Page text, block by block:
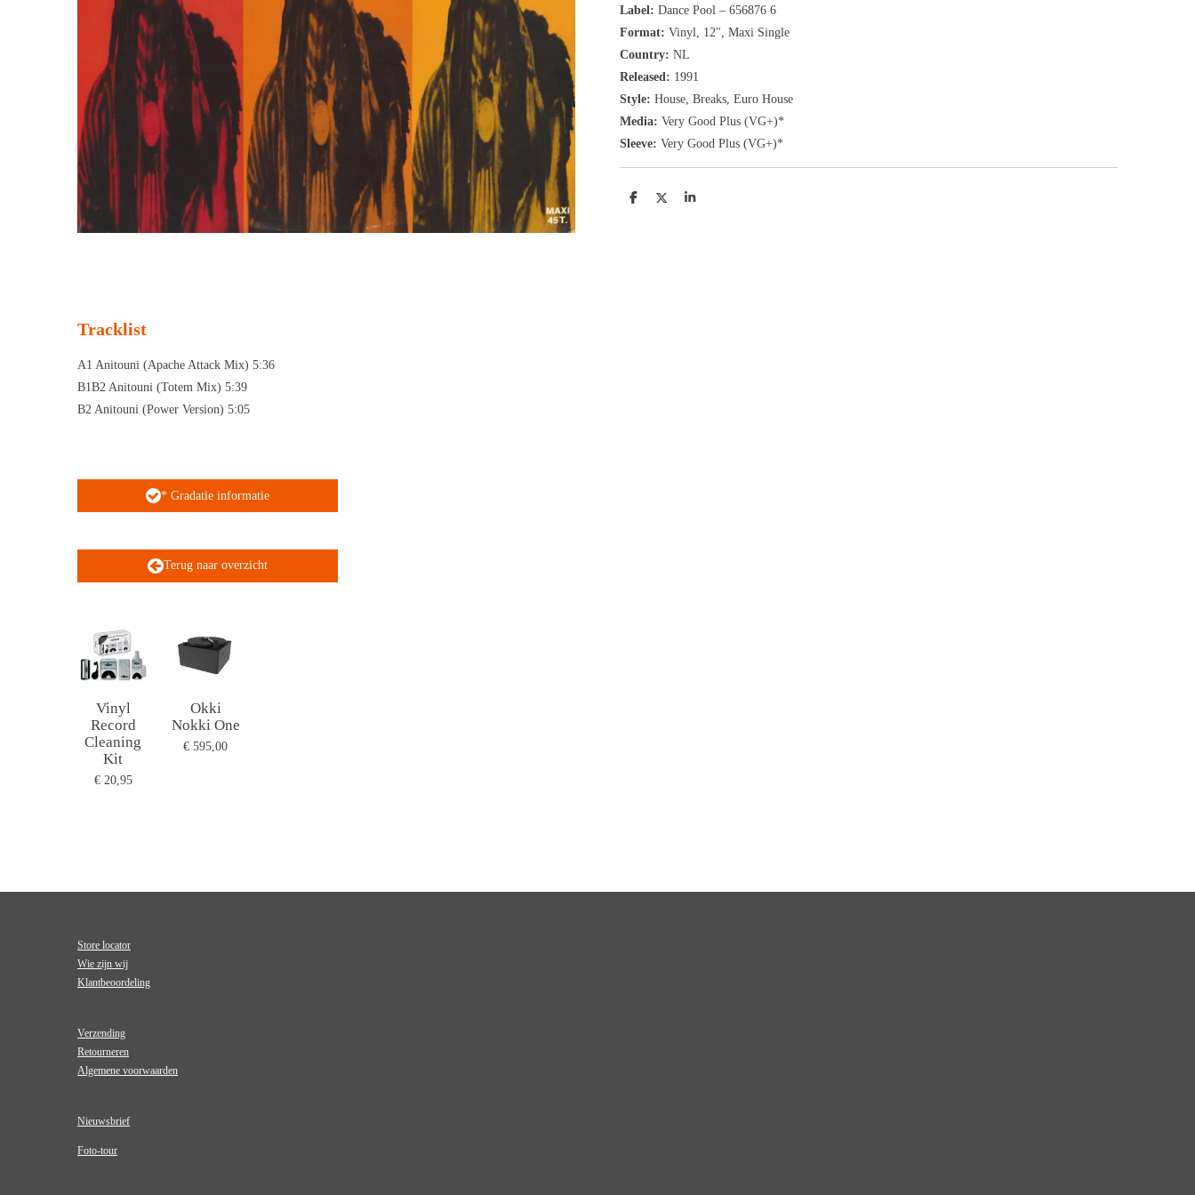
Label: Dance Pool ‎– 656876 6
Format: Vinyl, 12" , Maxi Single
Country: NL
Released: 1991
Style: House, Breaks, Euro House
Media: Very Good Plus (VG+)*
Sleeve: Very Good Plus (VG+)*
D
D
S
Tracklist
A1 Anitouni (Apache Attack Mix) 5:36
B1B2 Anitouni (Totem Mix) 5:39
B2 Anitouni (Power Version) 5:05
* Gradatie informatie
Terug naar overzicht
Vinyl
Record
Cleaning
Kit
€ 20,95
Okki
Nokki One
€ 595,00
Store locator
Wie zijn wij
Klantbeoordeling
Verzending
Retourneren
Algemene voorwaarden
Nieuwsbrief
Foto-tour